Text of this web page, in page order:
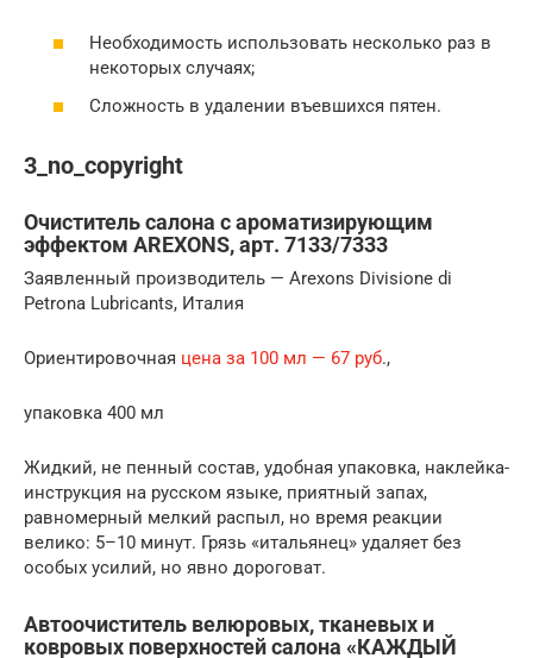
Необходимость использовать несколько раз в
некоторых случаях;
Сложность в удалении въевшихся пятен.
3_no_copyright
Очиститель салона с ароматизирующим
эффектом AREXONS, арт. 7133/7333
Заявленный производитель — Arexons Divisione di
Petrona Lubricants, Италия
Ориентировочная цена за 100 мл — 67 руб.,
упаковка 400 мл
Жидкий, не пенный состав, удобная упаковка, наклейка-
инструкция на русском языке, приятный запах,
равномерный мелкий распыл, но время реакции
велико: 5–10 минут. Грязь «итальянец» удаляет без
особых усилий, но явно дороговат.
Автоочиститель велюровых, тканевых и
ковровых поверхностей салона «КАЖДЫЙ